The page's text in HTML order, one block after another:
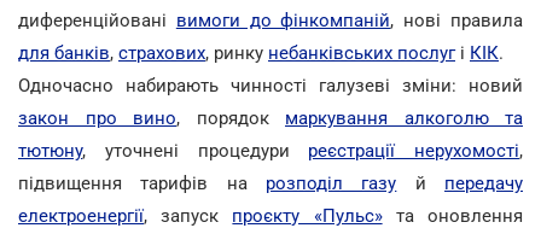
диференційовані вимоги до фінкомпаній, нові правила
для банків, страхових, ринку небанківських послугі КІК.
Одночасно набирають чинності галузеві зміни: новий
закон про вино, порядок маркування алкоголю та
тютюну, уточнені процедури реєстрації нерухомості,
підвищення тарифів на розподіл газу й передачу
електроенергії, запуск проєкту «Пульс»та оновлення